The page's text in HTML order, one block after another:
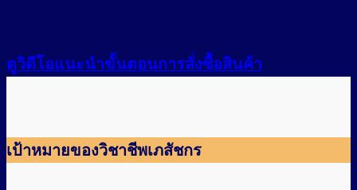
ดูวิดีโอแนะนำขั้นตอนการสั่งซื้อสินค้า
เป้าหมายของวิชาชีพเภสัชกร